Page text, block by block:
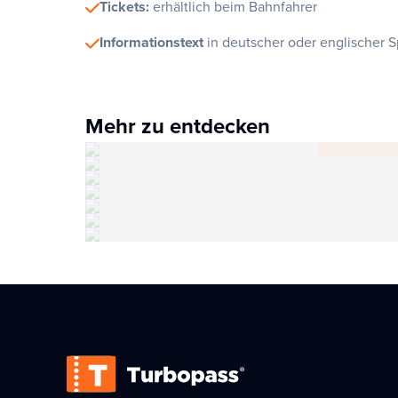
Tickets:erhältlich beim Bahnfahrer
Informationstext in deutscher oder englischer
Mehr zu entdecken